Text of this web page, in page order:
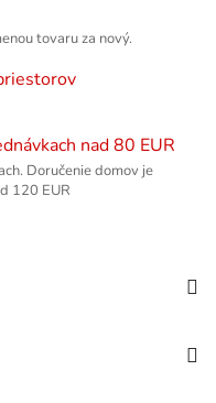
tovaru za nový.
nad 80 EUR
Doručenie domov je
120 EUR